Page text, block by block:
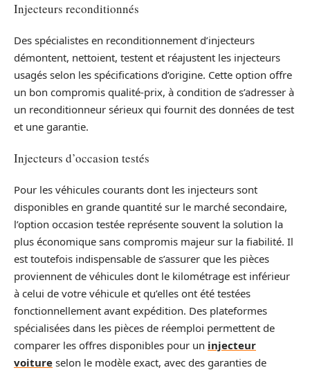
Injecteurs reconditionnés
Des spécialistes en reconditionnement d’injecteurs
démontent, nettoient, testent et réajustent les injecteurs
usagés selon les spécifications d’origine. Cette option offre
un bon compromis qualité-prix, à condition de s’adresser à
un reconditionneur sérieux qui fournit des données de test
et une garantie.
Injecteurs d’occasion testés
Pour les véhicules courants dont les injecteurs sont
disponibles en grande quantité sur le marché secondaire,
l’option occasion testée représente souvent la solution la
plus économique sans compromis majeur sur la fiabilité. Il
est toutefois indispensable de s’assurer que les pièces
proviennent de véhicules dont le kilométrage est inférieur
à celui de votre véhicule et qu’elles ont été testées
fonctionnellement avant expédition. Des plateformes
spécialisées dans les pièces de réemploi permettent de
comparer les offres disponibles pour un injecteur
voiture selon le modèle exact, avec des garanties de